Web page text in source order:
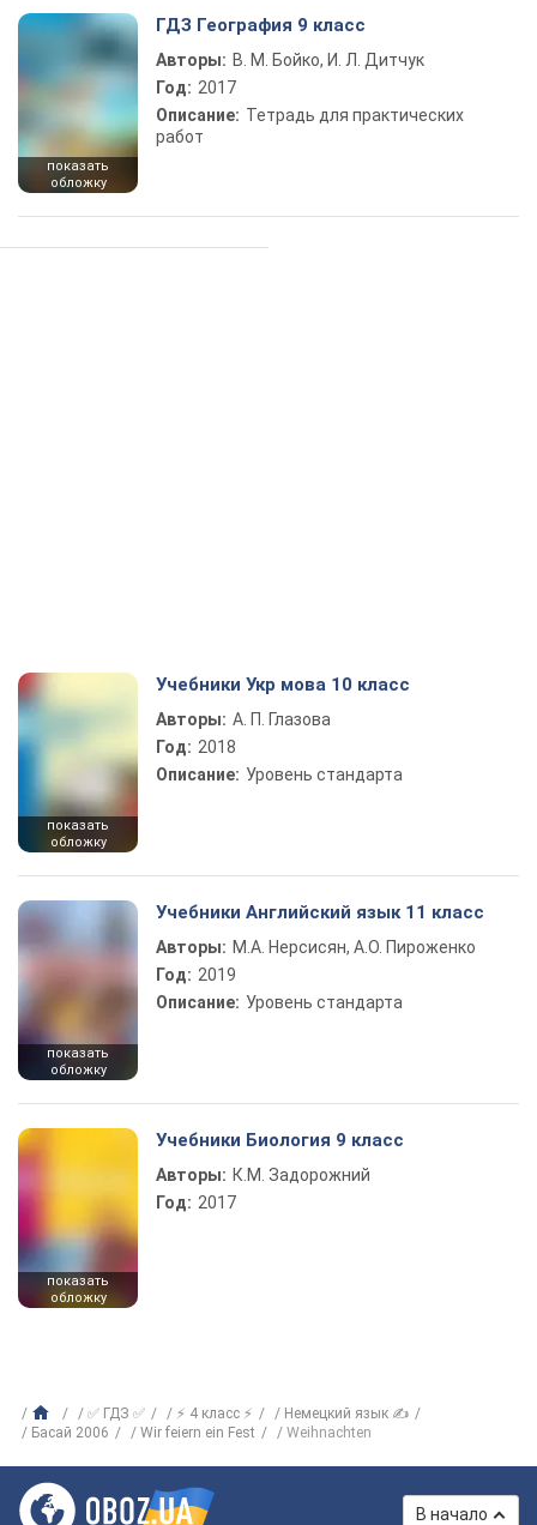
показать
обложку
ГДЗ География 9 класс
Авторы: В. М. Бойко, И. Л. Дитчук
Год: 2017
Описание: Тетрадь для практических
работ
показать
обложку
Учебники Укр мова 10 класс
Авторы: А. П. Глазова
Год: 2018
Описание: Уровень стандарта
показать
обложку
Учебники Английский язык 11 класс
Авторы: М.А. Нерсисян, А.О. Пироженко
Год: 2019
Описание: Уровень стандарта
показать
обложку
Учебники Биология 9 класс
Авторы: К.М. Задорожний
Год: 2017
✅ ГДЗ ✅ ⚡ 4 класс ⚡
Немецкий язык ✍
Басай 2006
Wir feiern ein Fest Weihnachten
В начало